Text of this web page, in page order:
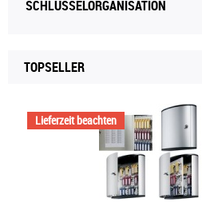
SCHLÜSSELORGANISATION
TOPSELLER
Lieferzeit beachten